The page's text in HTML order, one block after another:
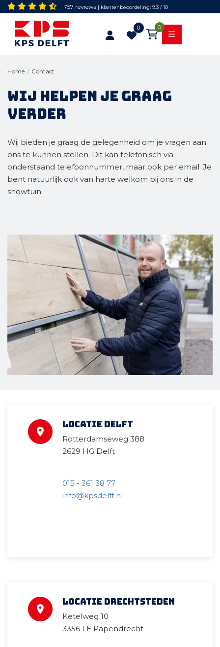
757 reviews | klantenbeoordeling: 9.3 / 10
0 0
Home / Contact
Wij helpen je graag
verder
Wij bieden je graag de gelegenheid om je vragen aan
ons te kunnen stellen. Dit kan telefonisch via
onderstaand telefoonnummer, maar ook per email. Je
bent natuurlijk ook van harte welkom bij ons in de
showtuin.
Locatie Delft
Rotterdamseweg 388
2629 HG Delft
015 - 361 38 77
info@kpsdelft.nl
Locatie Drechtsteden
Ketelweg 10
3356 LE Papendrecht